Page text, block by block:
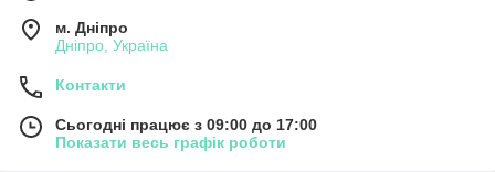
м. Дніпро
Дніпро, Україна
Контакти
Сьогодні працює з 09:00 до 17:00
Показати весь графік роботи